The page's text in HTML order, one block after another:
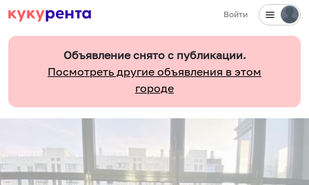
Войти
Объявление снято с публикации.
Посмотреть другие объявления в этом
городе